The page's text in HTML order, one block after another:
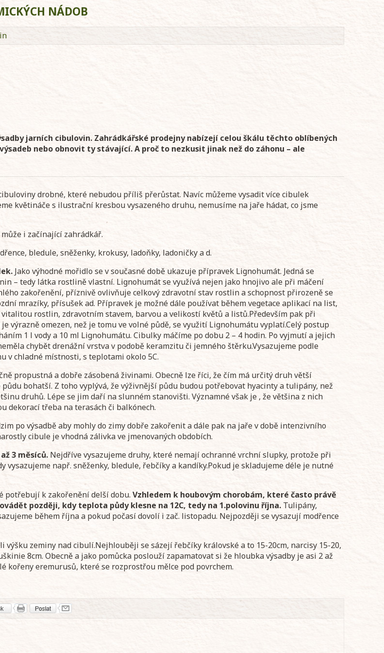
NÁDOB
jarních cibulovin. Zahrádkářské prodejny nabízejí celou škálu těchto oblíbených
nebo obnovit ty stávající. A proč to nezkusit jinak než do záhonu – ale
drobné, které nebudou příliš přerůstat. Navíc můžeme vysadit více cibulek
květináče s ilustrační kresbou vysazeného druhu, nemusíme na jaře hádat, co jsme
i začínající zahrádkář.
bledule, sněženky, krokusy, ladoňky, ladoničky a d.
Jako výhodné mořidlo se v současné době ukazuje přípravek Lignohumát. Jedná se
– tedy látka rostlině vlastní. Lignohumát se využívá nejen jako hnojivo ale při máčení
zakořenění, příznivě ovlivňuje celkový zdravotní stav rostlin a schopnost přirozeně se
mrazíky, přísušek ad. Přípravek je možné dále používat během vegetace aplikací na list,
rostlin, zdravotním stavem, barvou a velikostí květů a listů.Především pak při
výrazně omezen, než je tomu ve volné půdě, se využití Lignohumátu vyplatí.Celý postup
1 l vody a 10 ml Lignohumátu. Cibulky máčíme po dobu 2 – 4 hodin. Po vyjmutí a jejich
chybět drenážní vrstva v podobě keramzitu či jemného štěrku.Vysazujeme podle
v chladné místnosti, s teplotami okolo 5C.
propustná a dobře zásobená živinami. Obecně lze říci, že čím má určitý druh větší
bohatší. Z toho vyplývá, že výživnější půdu budou potřebovat hyacinty a tulipány, než
druhů. Lépe se jim daří na slunném stanovišti. Významné však je , že většina z nich
dekorací třeba na terasách či balkónech.
po výsadbě aby mohly do zimy dobře zakořenit a dále pak na jaře v době intenzivního
cibule je vhodná zálivka ve jmenovaných obdobích.
3 měsíců. Nejdříve vysazujeme druhy, které nemají ochranné vrchní slupky, protože při
např. sněženky, bledule, řebčíky a kandíky.Pokud je skladujeme déle je nutné
potřebují k zakořenění delší dobu.Vzhledem k houbovým chorobám, které často právě
později, kdy teplota půdy klesne na 12C, tedy na 1.polovinu října. Tulipány,
během října a pokud počasí dovolí i zač. listopadu. Nejpozději se vysazují modřence
zeminy nad cibulí.Nejhlouběji se sázejí řebčíky královské a to 15-20cm, narcisy 15-20,
8cm. Obecně a jako pomůcka poslouží zapamatovat si že hloubka výsadby je asi 2 až
kořeny eremurusů, které se rozprostřou mělce pod povrchem.